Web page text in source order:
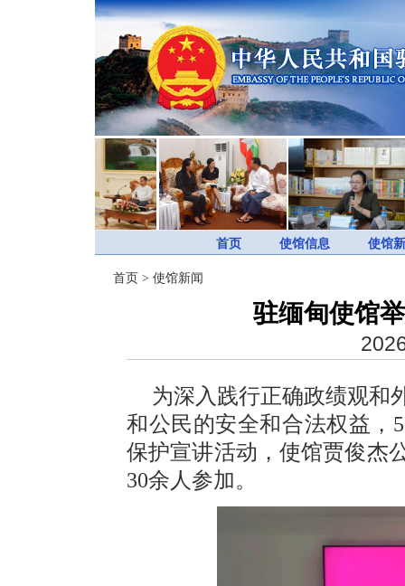
首页 使馆信息 使馆
首页 > 使馆新闻
驻缅甸使馆
为深入践行正确政绩观和
和公民的安全和合法权益，
保护宣讲活动，使馆贾俊杰
30余人参加。